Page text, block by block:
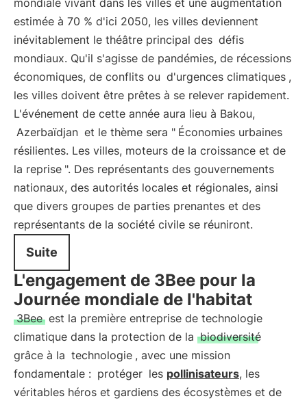
mondiale vivant dans les villes et une augmentation
estimée à 70 % d'ici 2050, les villes deviennent
inévitablement le théâtre principal des défis
mondiaux. Qu'il s'agisse de pandémies, de récessions
économiques, de conflits ou d'urgences climatiques ,
les villes doivent être prêtes à se relever rapidement.
L'événement de cette année aura lieu à Bakou,
Azerbaïdjan et le thème sera " Économies urbaines
résilientes. Les villes, moteurs de la croissance et de
la reprise ". Des représentants des gouvernements
nationaux, des autorités locales et régionales, ainsi
que divers groupes de parties prenantes et des
représentants de la société civile se réuniront.
Suite
L'engagement de 3Bee pour la
Journée mondiale de l'habitat
3Bee est la première entreprise de technologie
climatique dans la protection de la biodiversité
grâce à la technologie , avec une mission
fondamentale : protéger les pollinisateurs, les
véritables héros et gardiens des écosystèmes et de